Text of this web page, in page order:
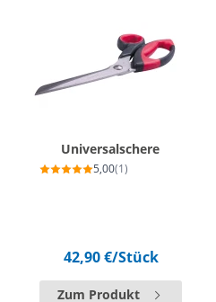
Universalschere
5,00(1)
42,90 €/Stück
Zum Produkt